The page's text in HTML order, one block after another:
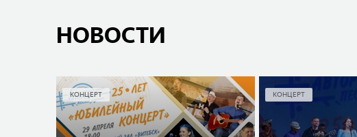
НОВОСТИ
КОНЦЕРТ КОНЦЕРТ